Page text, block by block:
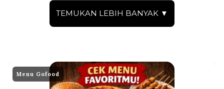
TEMUKAN LEBIH BANYAK ▼
Menu Gofood